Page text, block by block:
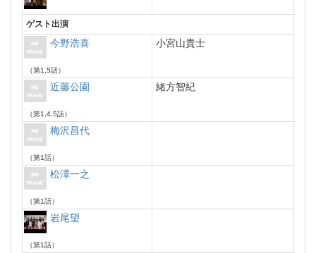
ゲスト出演
今野浩喜
（第1,5話）
小宮山貴士
近藤公園
（第1,4,5話）
緒方智紀
梅沢昌代
（第1話）
松澤一之
（第1話）
岩尾望
（第1話）